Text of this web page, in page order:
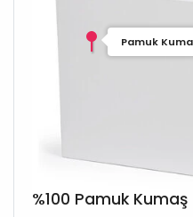
Pamuk
%100 Pamuk Kumaş